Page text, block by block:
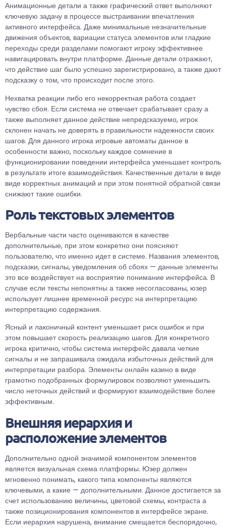
Анимационные детали а также графический ответ выполняют
ключевую задачу в процессе выстраивании впечатления
активного интерфейса. Даже минимальные незначительные
движения объектов, вариации статуса элементов или гладкие
переходы среди разделами помогают игроку эффективнее
навигацировать внутри платформе. Данные детали отражают,
что действие шаг было успешно зарегистрировано, а также дают
подсказку о том, что происходит после этого.
Нехватка реакции либо его некорректная работа создает
чувство сбоя. Если система не отвечает срабатывает сразу а
также выполняет данное действие непредсказуемо, игрок
склонен начать не доверять в правильности надежности своих
шагов. Для данного игрока игровые автоматы данное в
особенности важно, поскольку каждое сомнение в
функционировании поведении интерфейса уменьшает контроль
в результате итоге взаимодействия. Качественные детали в виде
виде корректных анимаций и при этом понятной обратной связи
снижают такие ошибки.
Роль текстовых элементов
Вербальные части часто оцениваются в качестве
дополнительные, при этом конкретно они поясняют
пользователю, что именно идет в системе. Названия элементов,
подсказки, сигналы, уведомления об сбоях — данные элементы
это все воздействует на восприятие понимание интерфейса. В
случае если тексты непонятны а также несогласованы, юзер
использует лишнее временной ресурс на интерпретацию
интерпретацию содержания.
Ясный и лаконичный контент уменьшает риск ошибок и при
этом повышает скорость реализацию шагов. Для конкретного
игрока критично, чтобы система интерфейс давала четкие
сигналы и не запрашивала ожидала избыточных действий для
интерпретации разбора. Элементы онлайн казино в виде
грамотно подобранных формулировок позволяют уменьшить
число неточных действий и формируют взаимодействие более
эффективным.
Внешняя иерархия и
расположение элементов
Дополнительно одной значимой компонентом элементов
является визуальная схема платформы. Юзер должен
мгновенно понимать, какого типа компоненты являются
ключевыми, а какие — дополнительными. Данное достигается за
счет использованию величины, цветовой схемы, контраста а
также позиционирования компонентов в интерфейсе экране.
Если иерархия нарушена, внимание смещается беспорядочно,